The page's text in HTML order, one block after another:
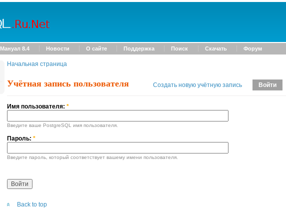
Мануал 8.4 Новости О сайте Поддержка Поиск Скачать Форум
Начальная страница
Учётная запись пользователя Создать новую учётную запись Войти
Имя пользователя: *
Введите ваше PostgreSQL имя пользователя.
Пароль: *
Введите пароль, который соответствует вашему имени пользователя.
Back to top